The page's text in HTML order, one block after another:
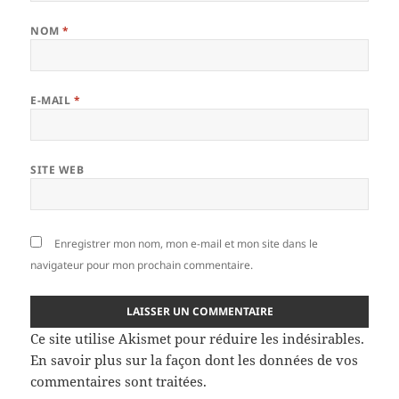
NOM*
E-MAIL *
SITE WEB
Enregistrer mon nom, mon e-mail et mon site dans le
navigateur pour mon prochain commentaire.
Ce site utilise Akismet pour réduire les indésirables.
En savoir plus sur la façon dont les données de vos
commentaires sont traitées.